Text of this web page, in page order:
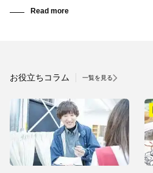
お役立ちコラム 一覧を見る